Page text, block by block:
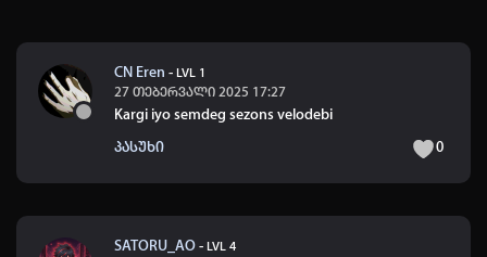
CN Eren - LVL 1
27 თებერვალი 2025 17:27
Kargi iyo semdeg sezons velodebi
პასუხი 0
SATORU_AO - LVL 4